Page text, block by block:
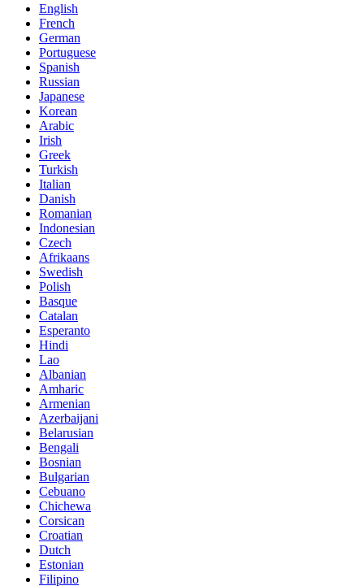
English
French
German
Portuguese
Spanish
Russian
Japanese
Korean
Arabic
Irish
Greek
Turkish
Italian
Danish
Romanian
Indonesian
Czech
Afrikaans
Swedish
Polish
Basque
Catalan
Esperanto
Hindi
Lao
Albanian
Amharic
Armenian
Azerbaijani
Belarusian
Bengali
Bosnian
Bulgarian
Cebuano
Chichewa
Corsican
Croatian
Dutch
Estonian
Filipino